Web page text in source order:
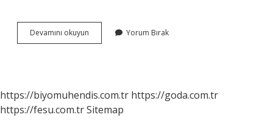
Devamını okuyun
Ile
Yorum Bırak
https://biyomuhendis.com.tr https://goda.com.tr
https://fesu.com.trSitemap